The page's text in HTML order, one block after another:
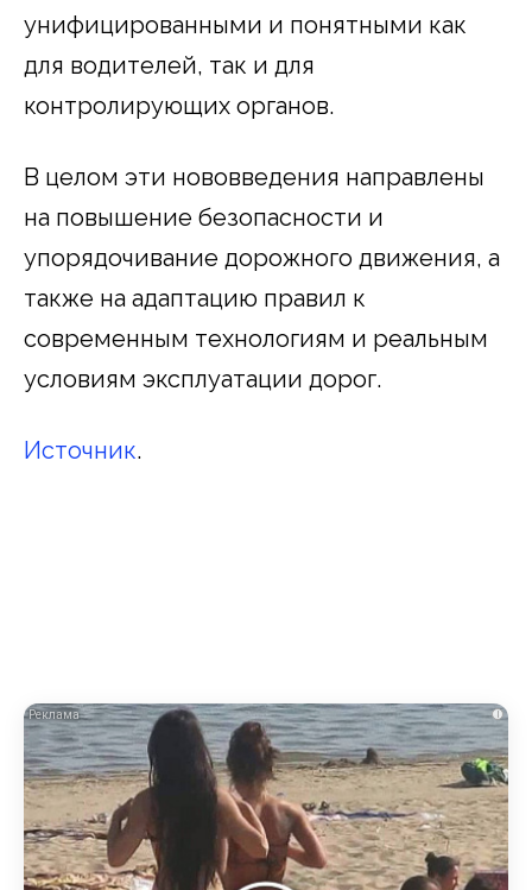
унифицированными и понятными как
для водителей, так и для
контролирующих органов.
В целом эти нововведения направлены
на повышение безопасности и
упорядочивание дорожного движения, а
также на адаптацию правил к
современным технологиям и реальным
условиям эксплуатации дорог.
Источник.
i